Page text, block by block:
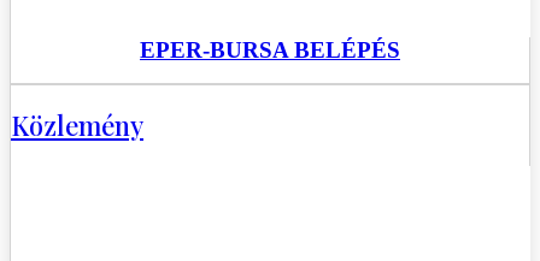
EPER-BURSA BELÉPÉS
Közlemény